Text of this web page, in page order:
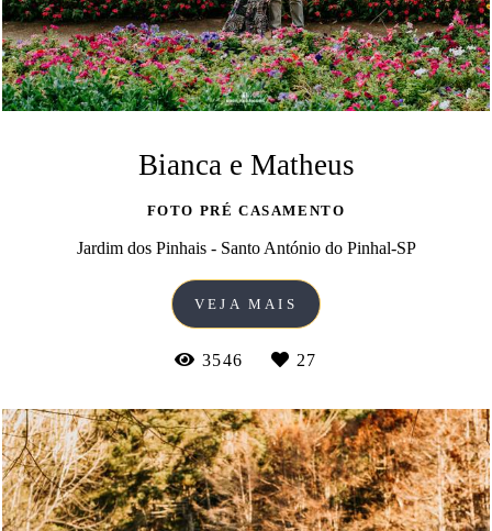
Bianca e Matheus
FOTO PRÉ CASAMENTO
Jardim dos Pinhais - Santo António do Pinhal-SP
VEJA MAIS
3546 27